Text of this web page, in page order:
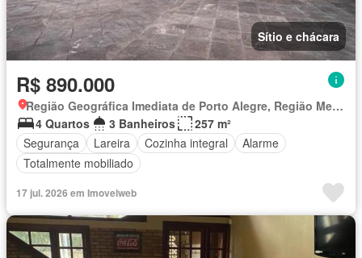
Sítio e chácara
R$ 890.000
Região Geográfica Imediata de Porto Alegre, Região Metropolitana de Porto Alegre
4 Quartos
3 Banheiros
257 m²
Segurança
Lareira Cozinha integral
Alarme
Totalmente mobiliado
17 jul. 2026 em Imovelweb